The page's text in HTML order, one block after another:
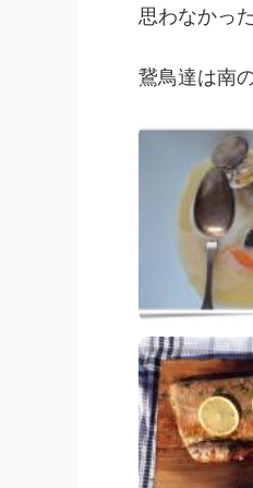
思わなかっ
鵞鳥達は南